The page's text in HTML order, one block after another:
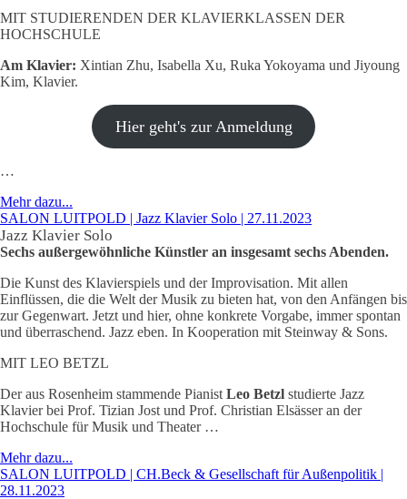
MIT STUDIERENDEN DER KLAVIERKLASSEN DER
HOCHSCHULE
Am Klavier: Xintian Zhu, Isabella Xu, Ruka Yokoyama und Jiyoung
Kim, Klavier.
Hier geht's zur Anmeldung
…
Mehr dazu...
SALON LUITPOLD | Jazz Klavier Solo | 27.11.2023
Jazz Klavier Solo
Sechs außergewöhnliche Künstler an insgesamt sechs Abenden.
Die Kunst des Klavierspiels und der Improvisation. Mit allen
Einflüssen, die die Welt der Musik zu bieten hat, von den Anfängen bis
zur Gegenwart. Jetzt und hier, ohne konkrete Vorgabe, immer spontan
und überraschend. Jazz eben. In Kooperation mit Steinway & Sons.
MIT LEO BETZL
Der aus Rosenheim stammende Pianist Leo Betzl studierte Jazz
Klavier bei Prof. Tizian Jost und Prof. Christian Elsässer an der
Hochschule für Musik und Theater …
Mehr dazu...
SALON LUITPOLD | CH.Beck & Gesellschaft für Außenpolitik |
28.11.2023